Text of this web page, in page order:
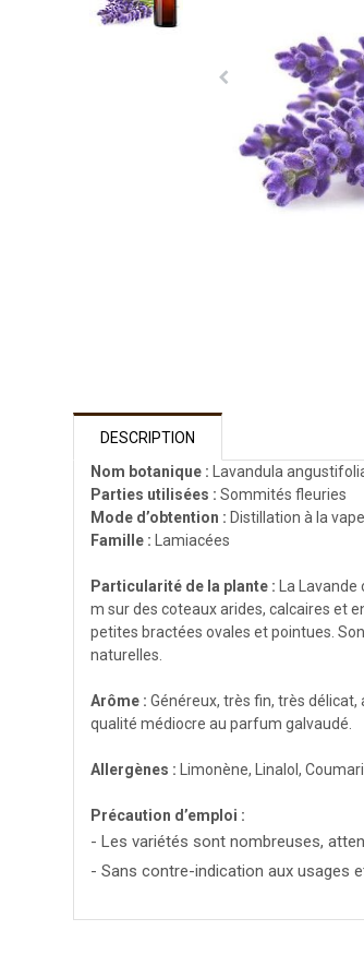
DESCRIPTION
Nom botanique : Lavandula
Parties utilisées : Sommités fleuries
Mode d’obtention : Distillation à la
Famille : Lamiacées
Particularité de la plante : La
m sur des coteaux arides, calcaires et
petites bractées ovales et pointues.
naturelles.
Arôme : Généreux, très fin, très
qualité médiocre au parfum galvaudé.
Allergènes : Limonène, Linalol,
Précaution d’emploi :
- Les variétés sont nombreuses,
- Sans contre-indication aux usages